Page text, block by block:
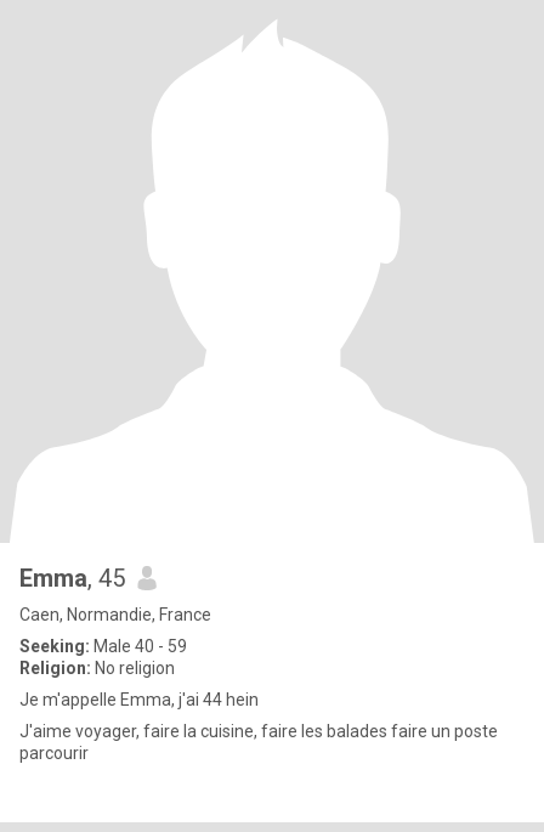
Emma, 45
Caen, Normandie, France
Seeking: Male 40 - 59
Religion: No religion
Je m'appelle Emma, j'ai 44 hein
J'aime voyager, faire la cuisine, faire les balades faire un poste
parcourir